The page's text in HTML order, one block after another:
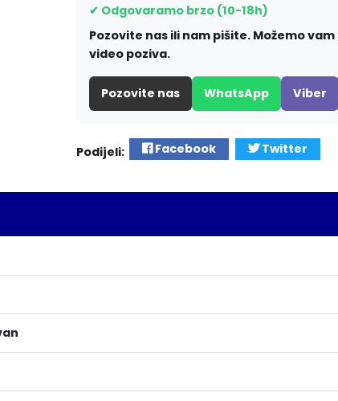
✔ Odgovaramo brzo (10-18h)
Pozovite nas ili nam pišite. Možemo
video poziva.
Pozovite nas WhatsApp Viber
Podijeli: Facebook Twitter